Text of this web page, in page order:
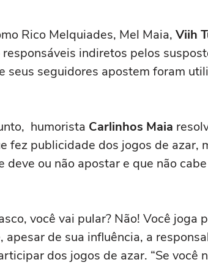
Rico Melquiades, Mel Maia, Viih
indiretos pelos
seus seguidores apostem foram
humorista Carlinhos Maia
fez publicidade dos jogos de azar,
ou não apostar e que não
você vai pular? Não! Você joga
apesar de sua influência, a
dos jogos de azar. “Se você